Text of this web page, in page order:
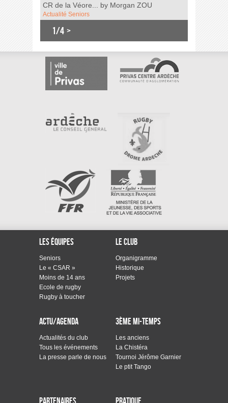
CR de la Véore... by Morgan ZOU
Actualité Seniors
1/4 >
Les équipes
Seniors
Le « CSAR »
Moins de 14 ans
Ecole de rugby
Rugby à toucher
Le club
Organigramme
Historique
Projets
Actu/Agenda
Actualités du club
Tous les événements
La presse parle de nous
3ème mi-temps
Les anciens
La Chistéra
Tournoi Jérôme Garnier
Le ptit Tango
Partenaires Pratique